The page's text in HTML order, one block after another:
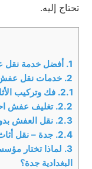
تحتاج إليه.
1. أفضل خدمة
2. خدمات نقل عفش
2.1. فك وتركيب
2.2. تغليف عفش
2.3. نقل العفش
2.4. جدة – نقل
3. لماذا تختار
البغدادية جدة؟